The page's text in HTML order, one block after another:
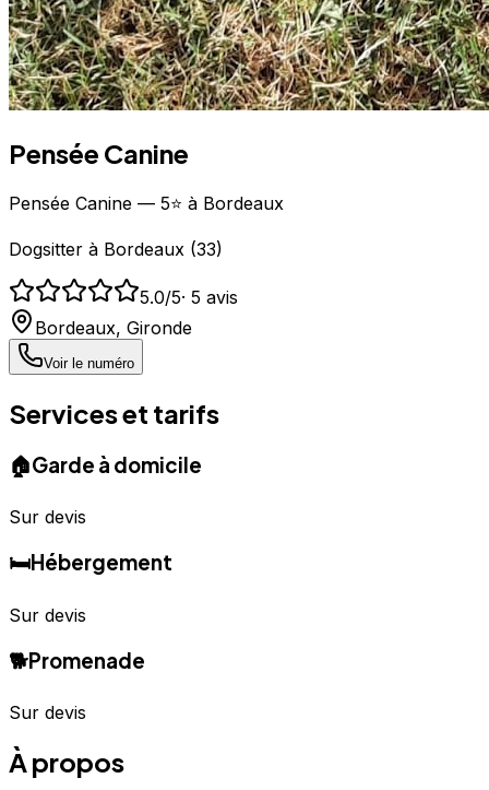
Pensée Canine
Pensée Canine — 5⭐ à Bordeaux
Dogsitter à Bordeaux (33)
5.0/5· 5 avis
Bordeaux, Gironde
Voir le numéro
Services et tarifs
🏠Garde à domicile
Sur devis
🛏️Hébergement
Sur devis
🐕Promenade
Sur devis
À propos